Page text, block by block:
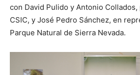
con David Pulido y Antonio
CSIC, y José Pedro Sánchez, en
Parque Natural de Sierra Nevada.